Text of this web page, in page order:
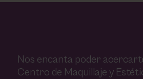
Nos encanta poder
Centro de Maquillaje y